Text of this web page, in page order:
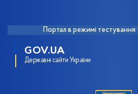
Портал в режимі тестування
GOV.UA
Державні сайти України